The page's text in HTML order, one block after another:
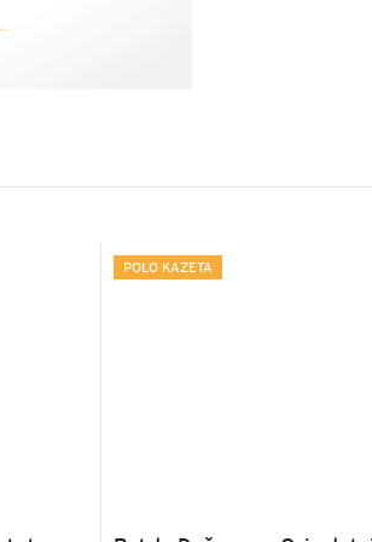
POLO KAZETA